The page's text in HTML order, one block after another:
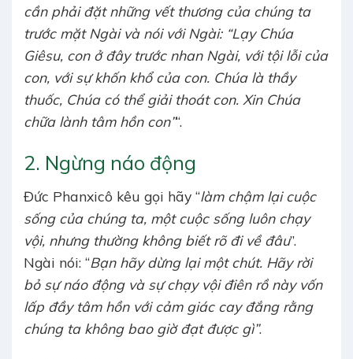
cần phải đặt những vết thương của chúng ta
trước mặt Ngài và nói với Ngài: “Lạy Chúa
Giêsu, con ở đây trước nhan Ngài, với tội lỗi của
con, với sự khốn khổ của con. Chúa là thầy
thuốc, Chúa có thể giải thoát con. Xin Chúa
chữa lành tâm hồn con”“.
2. Ngừng náo động
Đức Phanxicô kêu gọi hãy “làm chậm lại cuộc
sống của chúng ta, một cuộc sống luôn chạy
vội, nhưng thường không biết rõ đi về đâu”.
Ngài nói: “Bạn hãy dừng lại một chút. Hãy rời
bỏ sự náo động và sự chạy vội điên rồ này vốn
lấp đầy tâm hồn với cảm giác cay đắng rằng
chúng ta không bao giờ đạt được gì”.